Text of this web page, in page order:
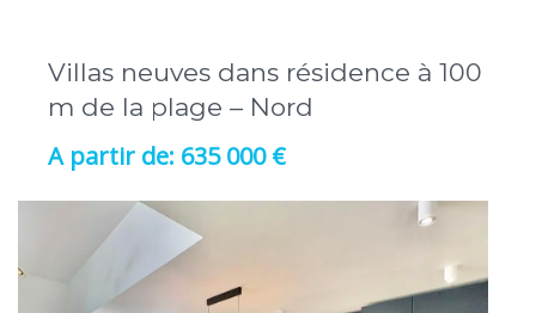
Villas neuves dans résidence à 100
m de la plage – Nord
635 000 €